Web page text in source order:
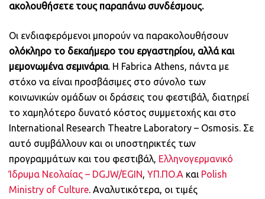
ακολουθήσετε τους παραπάνω συνδέσμους.
Οι ενδιαφερόμενοι μπορούν να παρακολουθήσουν
ολόκληρο το δεκαήμερο του εργαστηρίου, αλλά και
μεμονωμένα σεμινάρια. Η Fabrica Athens, πάντα με
στόχο να είναι προσβάσιμες στο σύνολο των
κοινωνικών ομάδων οι δράσεις του φεστιβάλ, διατηρεί
το χαμηλότερο δυνατό κόστος συμμετοχής και στο
International Research Theatre Laboratory – Osmosis. Σε
αυτό συμβάλλουν και οι υποστηρικτές των
προγραμμάτων και του φεστιβάλ, Ελληνογερμανικό
Ίδρυμα Νεολαίας – DGJW/EGIN, ΥΠ.ΠΟ.Α και Polish
Ministry of Culture. Αναλυτικότερα, οι τιμές